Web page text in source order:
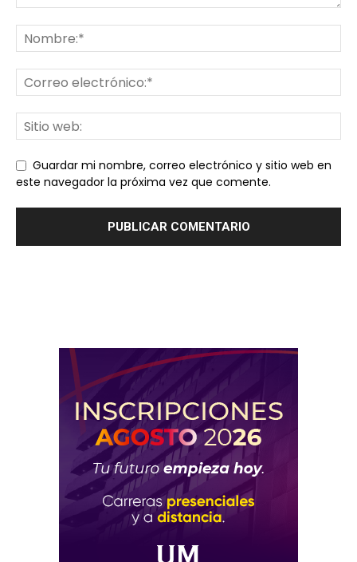
Guardar mi nombre, correo electrónico y sitio web en
este navegador la próxima vez que comente.